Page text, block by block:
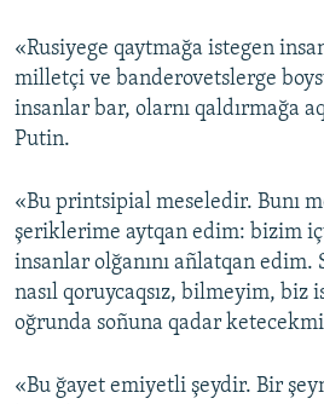
«Rusiyege qaytmağa istegen
milletçi ve banderovetslerge
insanlar bar, olarnı qaldırmağa
Putin.
«Bu printsipial meseledir. Bunı
şeriklerime aytqan edim: bizim
insanlar olğanını añlatqan edim.
nasıl qoruycaqsız, bilmeyim, biz
oğrunda soñuna qadar
«Bu ğayet emiyetli şeydir. Bir